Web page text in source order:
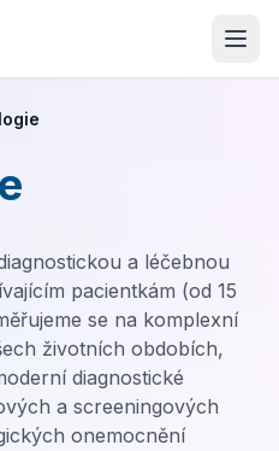
a léčebnou
pacientkám (od 15
se na komplexní
životních obdobích,
diagnostické
a screeningových
onemocnění